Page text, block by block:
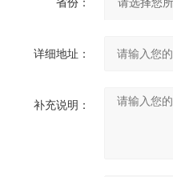
详细地址：
补充说明：